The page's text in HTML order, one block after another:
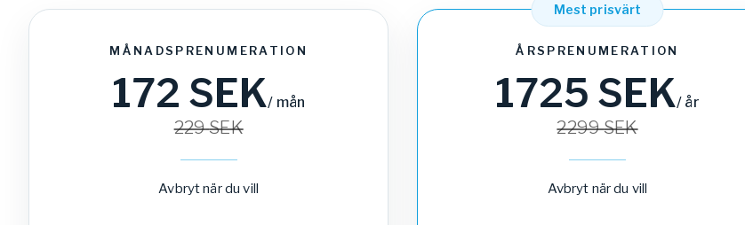
MÅNADSPRENUMERATION
172 SEK/ mån
229SEK
Avbryt när du vill
Mest prisvärt
ÅRSPRENUMERATION
1725 SEK/ år
2299SEK
Avbryt när du vill